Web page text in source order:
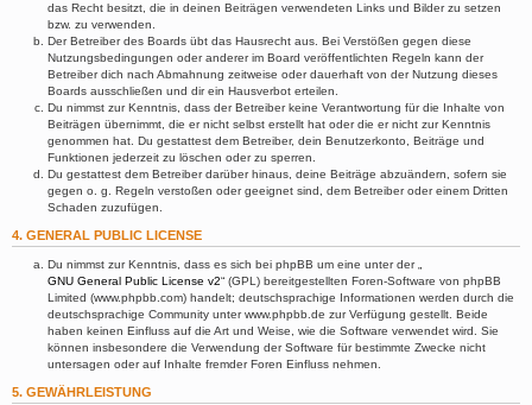
das Recht besitzt, die in deinen Beiträgen verwendeten Links und Bilder zu setzen
bzw. zu verwenden.
Der Betreiber des Boards übt das Hausrecht aus. Bei Verstößen gegen diese
Nutzungsbedingungen oder anderer im Board veröffentlichten Regeln kann der
Betreiber dich nach Abmahnung zeitweise oder dauerhaft von der Nutzung dieses
Boards ausschließen und dir ein Hausverbot erteilen.
Du nimmst zur Kenntnis, dass der Betreiber keine Verantwortung für die Inhalte von
Beiträgen übernimmt, die er nicht selbst erstellt hat oder die er nicht zur Kenntnis
genommen hat. Du gestattest dem Betreiber, dein Benutzerkonto, Beiträge und
Funktionen jederzeit zu löschen oder zu sperren.
Du gestattest dem Betreiber darüber hinaus, deine Beiträge abzuändern, sofern sie
gegen o. g. Regeln verstoßen oder geeignet sind, dem Betreiber oder einem Dritten
Schaden zuzufügen.
4. GENERAL PUBLIC LICENSE
Du nimmst zur Kenntnis, dass es sich bei phpBB um eine unter der „
GNU General Public License v2“ (GPL) bereitgestellten Foren-Software von phpBB
Limited (www.phpbb.com) handelt; deutschsprachige Informationen werden durch die
deutschsprachige Community unter www.phpbb.de zur Verfügung gestellt. Beide
haben keinen Einfluss auf die Art und Weise, wie die Software verwendet wird. Sie
können insbesondere die Verwendung der Software für bestimmte Zwecke nicht
untersagen oder auf Inhalte fremder Foren Einfluss nehmen.
5. GEWÄHRLEISTUNG